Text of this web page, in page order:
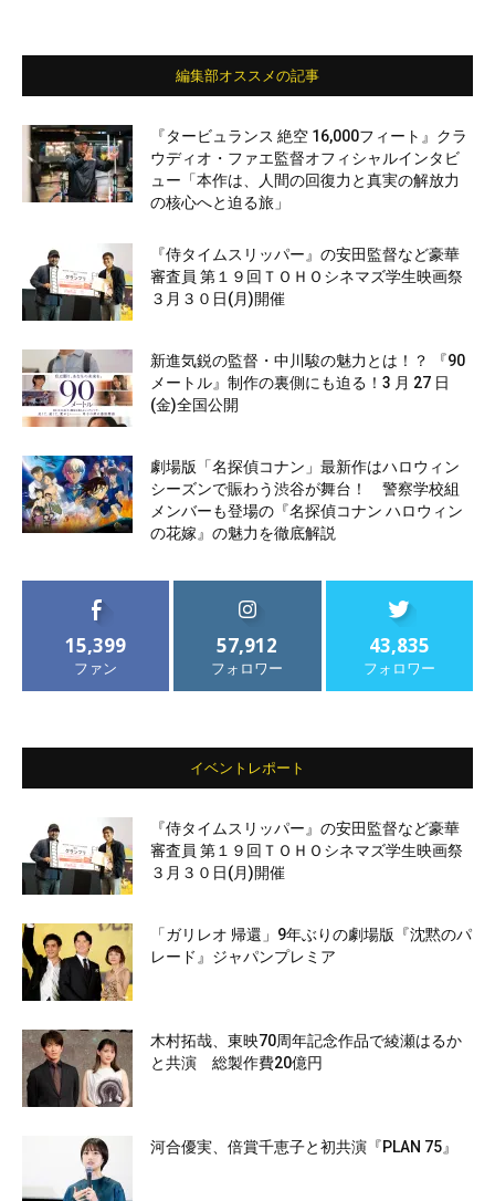
編集部オススメの記事
『タービュランス 絶空 16,000フィート』クラ
ウディオ・ファエ監督オフィシャルインタビ
ュー「本作は、人間の回復力と真実の解放力
の核心へと迫る旅」
『侍タイムスリッパー』の安田監督など豪華
審査員 第１９回ＴＯＨＯシネマズ学生映画祭
３月３０日(月)開催
新進気鋭の監督・中川駿の魅力とは！？ 『90
メートル』制作の裏側にも迫る！3 月 27 日
(金)全国公開
劇場版「名探偵コナン」最新作はハロウィン
シーズンで賑わう渋谷が舞台！ 警察学校組
メンバーも登場の『名探偵コナン ハロウィン
の花嫁』の魅力を徹底解説
15,399
ファン
57,912
フォロワー
43,835
フォロワー
イベントレポート
『侍タイムスリッパー』の安田監督など豪華
審査員 第１９回ＴＯＨＯシネマズ学生映画祭
３月３０日(月)開催
「ガリレオ 帰還」9年ぶりの劇場版『沈黙のパ
レード』ジャパンプレミア
木村拓哉、東映70周年記念作品で綾瀬はるか
と共演 総製作費20億円
河合優実、倍賞千恵子と初共演『PLAN 75』